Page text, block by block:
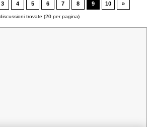
3 4 5 6 7 8 9 10 »
discussioni trovate (20 per pagina)